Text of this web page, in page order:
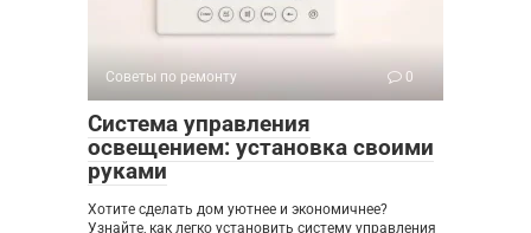
Советы по ремонту 0
Система управления
освещением: установка своими
руками
Хотите сделать дом уютнее и экономичнее?
Узнайте, как легко установить систему управления